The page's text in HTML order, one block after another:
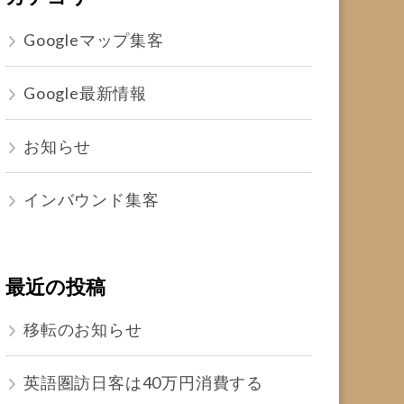
Googleマップ集客
Google最新情報
お知らせ
インバウンド集客
最近の投稿
移転のお知らせ
英語圏訪日客は40万円消費する